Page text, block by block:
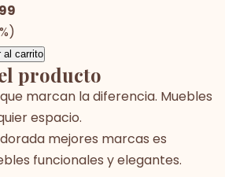
al carrito
producto
marcan la diferencia. Muebles
espacio.
mejores marcas es
funcionales y elegantes.